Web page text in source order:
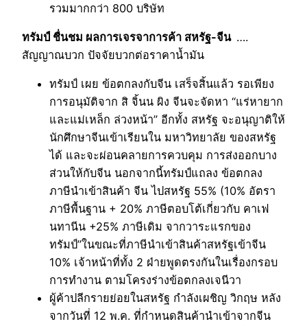
รวมมากกว่า 800 บริษัท
ทรัมป์ ชื่นชม ผลการเจรจาการค้า สหรัฐ-จีน ….
สัญญาณบวก ปัจจัยบวกต่อราคาน้ำมัน
ทรัมป์ เผย ข้อตกลงกับจีน เสร็จสิ้นแล้ว รอเพียง
การอนุมัติจาก สิ จิ้นน ผิง จีนจะจัดหา “แร่หายาก
และแม่เหล็ก ล่วงหน้า” อีกทั้ง สหรัฐ จะอนุญาติให้
นักศึกษาจีนเข้าเรียนใน มหาวิทยาลัย ของสหรัฐ
ได้ และจะผ่อนคลายการควบคุม การส่งออกบาง
ส่วนให้กับจีน นอกจากนี้ทรัมป์แถลง ข้อตกลง
ภาษีนำเข้าสินค้า จีน ไปสหรัฐ 55% (10% อัตรา
ภาษีพื้นฐาน + 20% ภาษีตอบโต้เกี่ยวกับ คาเฟ
นทานีน +25% ภาษีเดิม จากวาระแรกของ
ทรัมป์”ในขณะที่ภาษีนำเข้าสินค้าสหรัฐเข้าจีน
10% เจ้าหน้าที่ทั้ง 2 ฝ่ายพูดตรงกันในเรื่องกรอบ
การทำงาน ตามโครงร่างข้อตกลงเจนีวา
ผู้ค้าปลีกรายย่อยในสหรัฐ กำลังเผชิญ วิกฤษ หลัง
จากวันที่ 12 พ.ค. ที่กำหนดสินค้านำเข้าจากจีน